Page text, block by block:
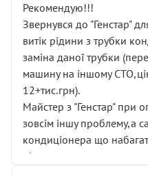
Рекомендую!!!
Звернувся до "Генстар"
витік рідини з трубки
заміна даної трубки
машину на іншому
12+тис.грн).
Майстер з "Генстар" при
зовсім іншу проблему,а
кондиціонера що
підсумку.